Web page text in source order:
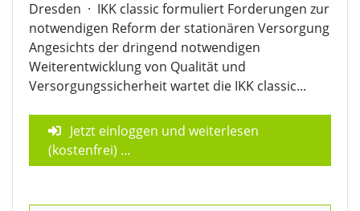
Dresden · IKK classic formuliert Forderungen zur
notwendigen Reform der stationären Versorgung
Angesichts der dringend notwendigen
Weiterentwicklung von Qualität und
Versorgungssicherheit wartet die IKK classic...
Jetzt einloggen und weiterlesen
(kostenfrei) ...